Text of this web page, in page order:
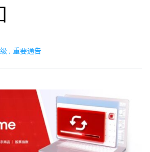
, 重要通告